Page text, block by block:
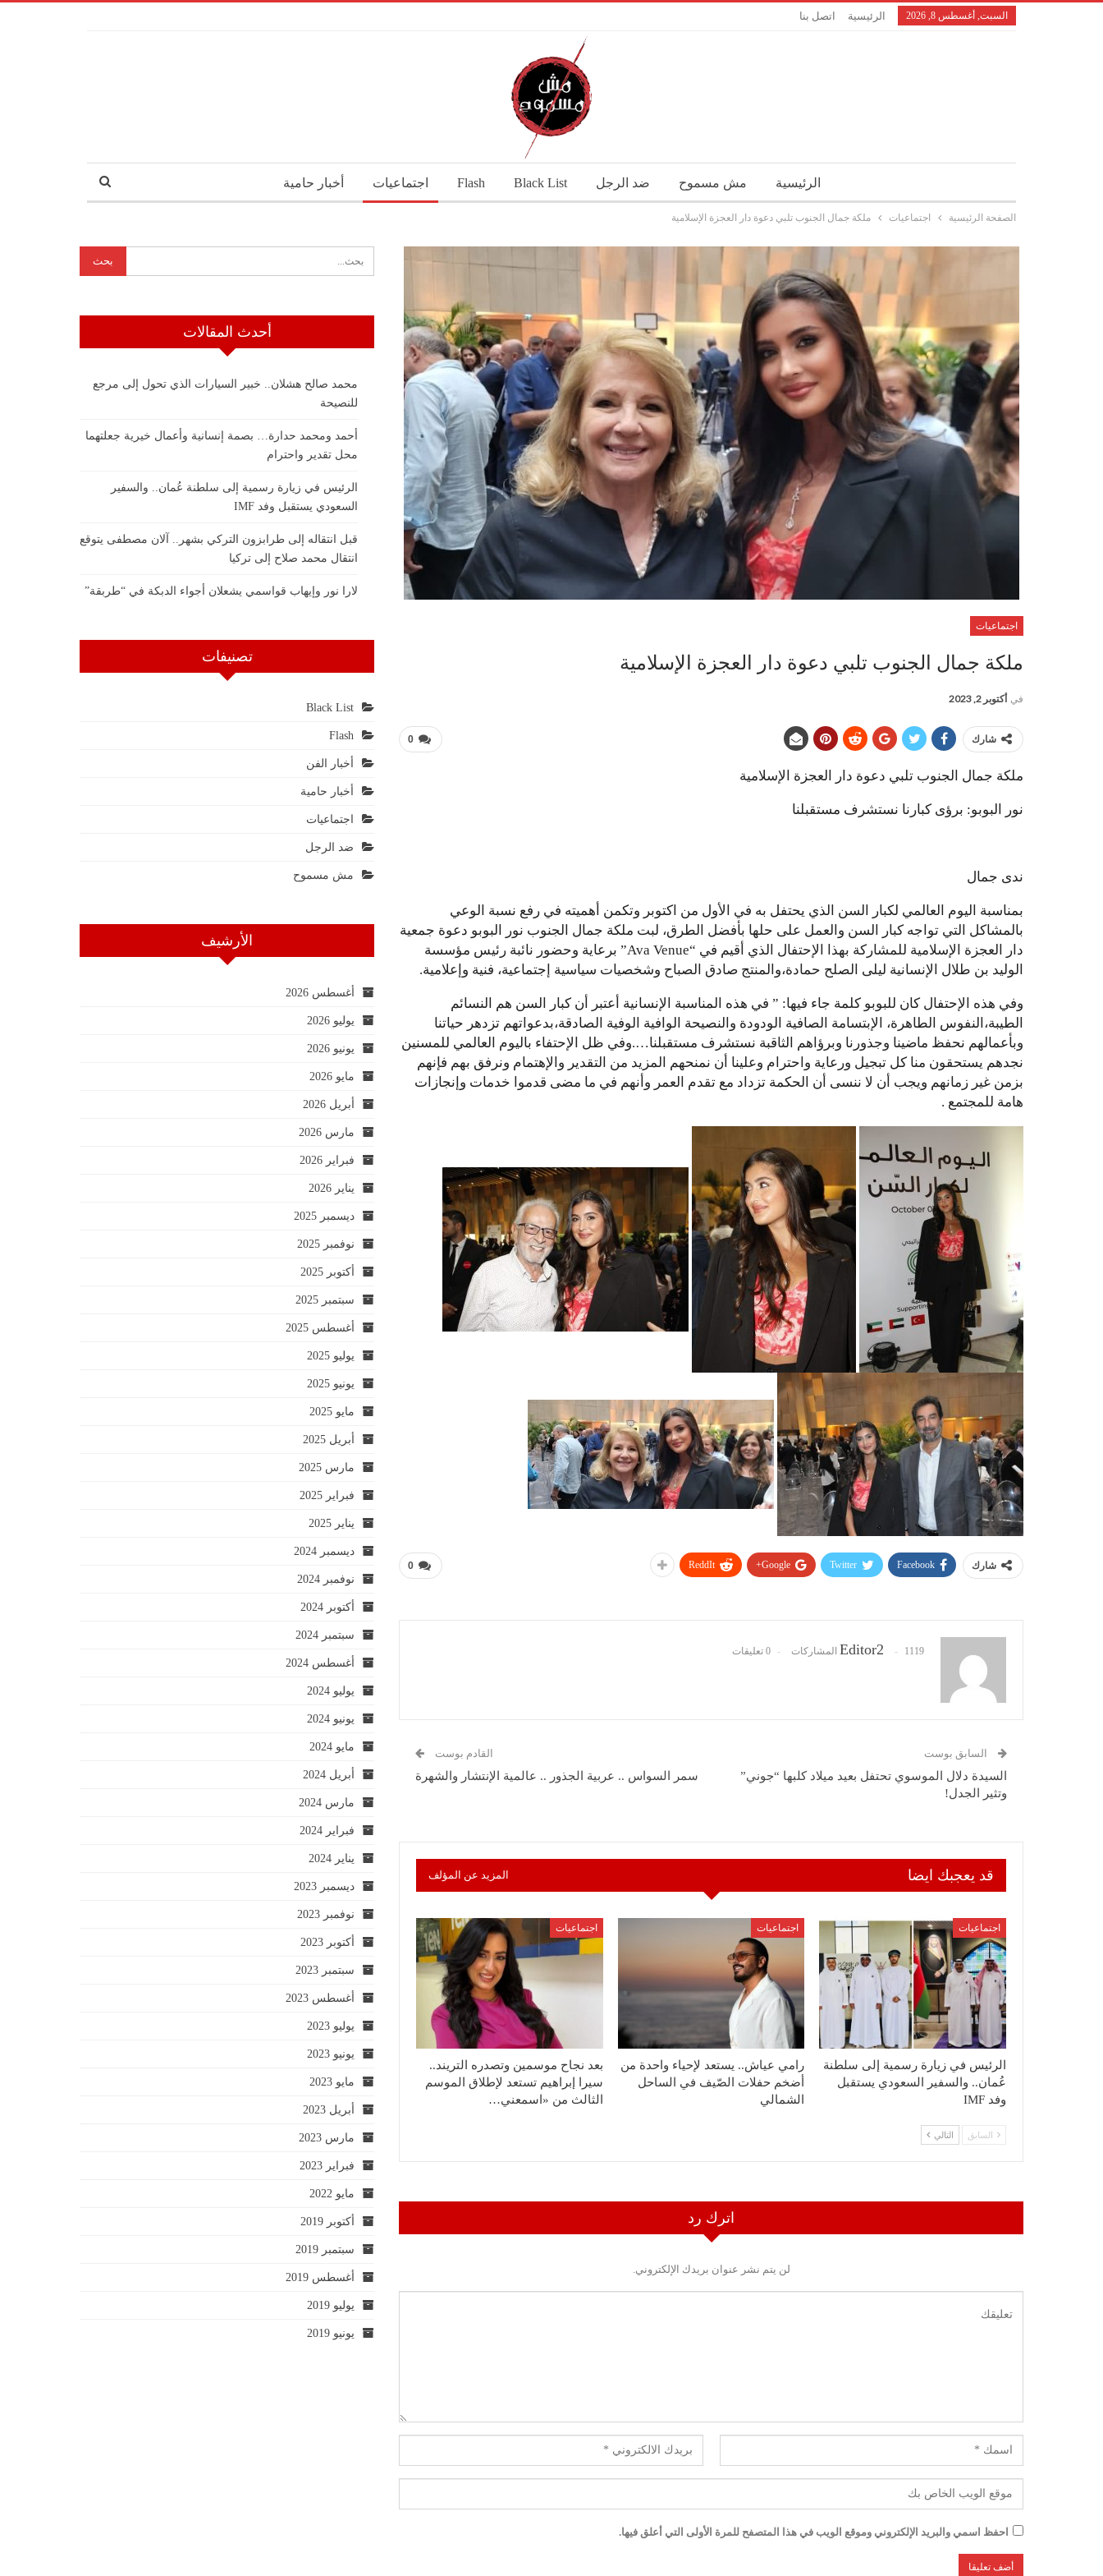
السبت, أغسطس 8, 2026 الرئيسية اتصل بنا
الرئيسية مش مسموح ضد الرجل Black List
Flash اجتماعيات أخبار حامية
الصفحة الرئيسية اجتماعيات ملكة جمال الجنوب تلبي دعوة دار العجزة الإسلامية
اجتماعيات
ملكة جمال الجنوب تلبي دعوة دار العجزة الإسلامية
في أكتوبر 2, 2023
0 شارك
ملكة جمال الجنوب تلبي دعوة دار العجزة الإسلامية
نور البوبو: برؤى كبارنا نستشرف مستقبلنا
ندى جمال
بمناسبة اليوم العالمي لكبار السن الذي يحتفل به في الأول من اكتوبر وتكمن أهميته في رفع نسبة الوعي
بالمشاكل التي تواجه كبار السن والعمل على حلها بأفضل الطرق، لبت ملكة جمال الجنوب نور البوبو دعوة جمعية
دار العجزة الإسلامية للمشاركة بهذا الإحتفال الذي أقيم في “Ava Venue” برعاية وحضور نائبة رئيس مؤسسة
الوليد بن طلال الإنسانية ليلى الصلح حمادة،والمنتج صادق الصباح وشخصيات سياسية إجتماعية، فنية وإعلامية.
وفي هذه الإحتفال كان للبوبو كلمة جاء فيها: ” في هذه المناسبة الإنسانية أعتبر أن كبار السن هم النسائم
الطيبة،النفوس الطاهرة، الإبتسامة الصافية الودودة والنصيحة الوافية الوفية الصادقة،بدعواتهم تزدهر حياتنا
وبأعمالهم نحفظ ماضينا وجذورنا وبرؤاهم الثاقبة نستشرف مستقبلنا….وفي ظل الإحتفاء باليوم العالمي للمسنين
نجدهم يستحقون منا كل تبجيل ورعاية واحترام وعلينا أن نمنحهم المزيد من التقدير والإهتمام ونرفق بهم فإنهم
بزمن غير زمانهم ويجب أن لا ننسى أن الحكمة تزداد مع تقدم العمر وأنهم في ما مضى قدموا خدمات وإنجازات
هامة للمجتمع .
0 شارك Facebook
Twitter
Google+
ReddIt
Editor2 1119 المشاركات 0 تعليقات
السابق بوست
السيدة دلال الموسوي تحتفل بعيد ميلاد كلبها “جوني”
وتثير الجدل!
القادم بوست
سمر السواس .. عربية الجذور .. عالمية الإنتشار والشهرة
قد يعجبك ايضا المزيد عن المؤلف
اجتماعيات
الرئيس في زيارة رسمية إلى سلطنة
عُمان.. والسفير السعودي يستقبل
وفد IMF
اجتماعيات
رامي عياش.. يستعد لإحياء واحدة من
أضخم حفلات الصّيف في الساحل
الشمالي
اجتماعيات
بعد نجاح موسمين وتصدره التريند..
سيرا إبراهيم تستعد لإطلاق الموسم
الثالث من «اسمعني…
السابق التالي
اترك رد
لن يتم نشر عنوان بريدك الإلكتروني.
احفظ اسمي والبريد الإلكتروني وموقع الويب في هذا المتصفح للمرة الأولى التي أعلق فيها.
أحدث المقالات
محمد صالح هشلان.. خبير السيارات الذي تحول إلى مرجع
للنصيحة
أحمد ومحمد حدارة… بصمة إنسانية وأعمال خيرية جعلتهما
محل تقدير واحترام
الرئيس في زيارة رسمية إلى سلطنة عُمان.. والسفير
السعودي يستقبل وفد IMF
قبل انتقاله إلى طرابزون التركي بشهر.. آلان مصطفى يتوقع
انتقال محمد صلاح إلى تركيا
لارا نور وإيهاب قواسمي يشعلان أجواء الدبكة في “طربقة”
تصنيفات
Black List
Flash
أخبار الفن
أخبار حامية
اجتماعيات
ضد الرجل
مش مسموح
الأرشيف
أغسطس 2026
يوليو 2026
يونيو 2026
مايو 2026
أبريل 2026
مارس 2026
فبراير 2026
يناير 2026
ديسمبر 2025
نوفمبر 2025
أكتوبر 2025
سبتمبر 2025
أغسطس 2025
يوليو 2025
يونيو 2025
مايو 2025
أبريل 2025
مارس 2025
فبراير 2025
يناير 2025
ديسمبر 2024
نوفمبر 2024
أكتوبر 2024
سبتمبر 2024
أغسطس 2024
يوليو 2024
يونيو 2024
مايو 2024
أبريل 2024
مارس 2024
فبراير 2024
يناير 2024
ديسمبر 2023
نوفمبر 2023
أكتوبر 2023
سبتمبر 2023
أغسطس 2023
يوليو 2023
يونيو 2023
مايو 2023
أبريل 2023
مارس 2023
فبراير 2023
مايو 2022
أكتوبر 2019
سبتمبر 2019
أغسطس 2019
يوليو 2019
يونيو 2019